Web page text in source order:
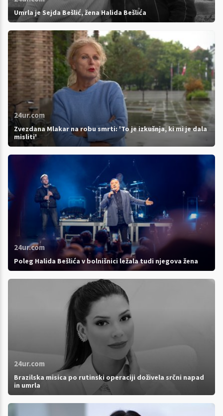
Umrla je Sejda Bešlić, žena Halida Bešlića
24ur.com
Zvezdana Mlakar na robu smrti: 'To je izkušnja, ki mi je dala
misliti'
24ur.com
Poleg Halida Bešlića v bolnišnici ležala tudi njegova žena
24ur.com
Brazilska misica po rutinski operaciji doživela srčni napad
in umrla